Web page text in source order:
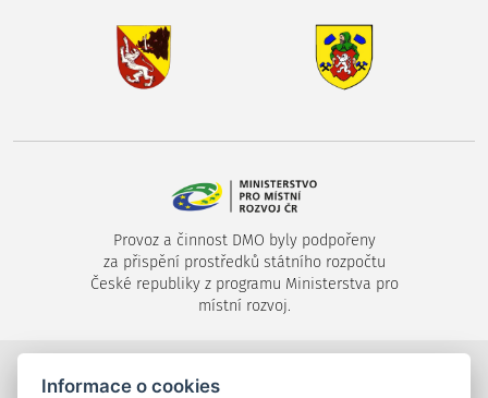
Provoz a činnost DMO byly podpořeny
za přispění prostředků státního rozpočtu
České republiky z programu Ministerstva pro
místní rozvoj.
©2024-2026Destinační společnost Píseckem, s.r.o.
Informace o cookies